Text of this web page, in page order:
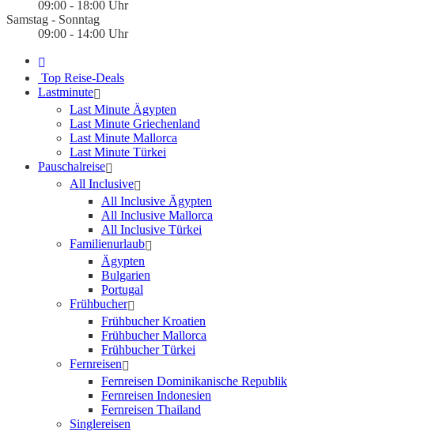
09:00 - 18:00 Uhr
Samstag - Sonntag
09:00 - 14:00 Uhr
Top Reise-Deals
Lastminute
Last Minute Ägypten
Last Minute Griechenland
Last Minute Mallorca
Last Minute Türkei
Pauschalreise
All Inclusive
All Inclusive Ägypten
All Inclusive Mallorca
All Inclusive Türkei
Familienurlaub
Ägypten
Bulgarien
Portugal
Frühbucher
Frühbucher Kroatien
Frühbucher Mallorca
Frühbucher Türkei
Fernreisen
Fernreisen Dominikanische Republik
Fernreisen Indonesien
Fernreisen Thailand
Singlereisen